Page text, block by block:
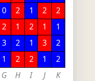
0 2 1 2
2
2 1 2 1
1
3 2 1 3
2
1 2 2 1
2
G H I J K